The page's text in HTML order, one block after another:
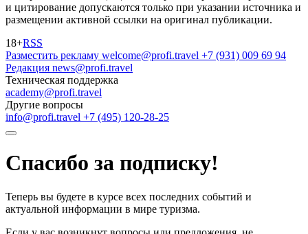
и цитирование допускаются только при указании источника и
размещении активной ссылки на оригинал публикации.
18+RSS
Разместить рекламу welcome@profi.travel +7 (931) 009 69 94
Редакция news@profi.travel
Техническая поддержка
academy@profi.travel
Другие вопросы
info@profi.travel +7 (495) 120-28-25
Спасибо за подписку!
Теперь вы будете в курсе всех последних событий и
актуальной информации в мире туризма.